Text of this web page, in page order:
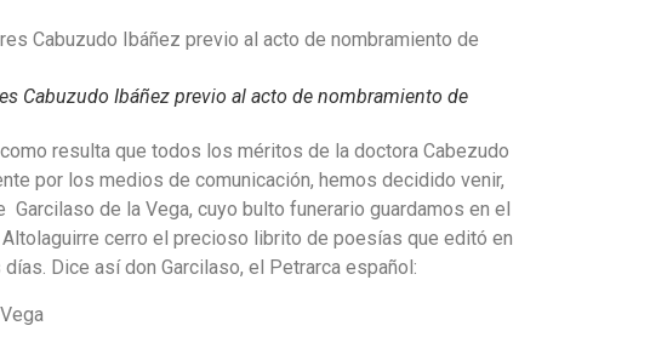
Cabuzudo Ibáñez previo al acto de nombramiento de
resulta que todos los méritos de la doctora Cabezudo
por los medios de comunicación, hemos decidido venir,
de la Vega, cuyo bulto funerario guardamos en el
cerro el precioso librito de poesías que editó en
Dice así don Garcilaso, el Petrarca español: